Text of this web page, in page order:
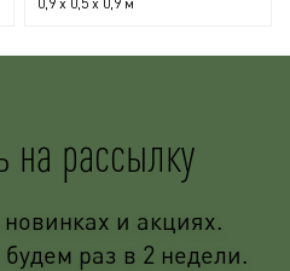
рассылку
и акциях.
раз в 2 недели.